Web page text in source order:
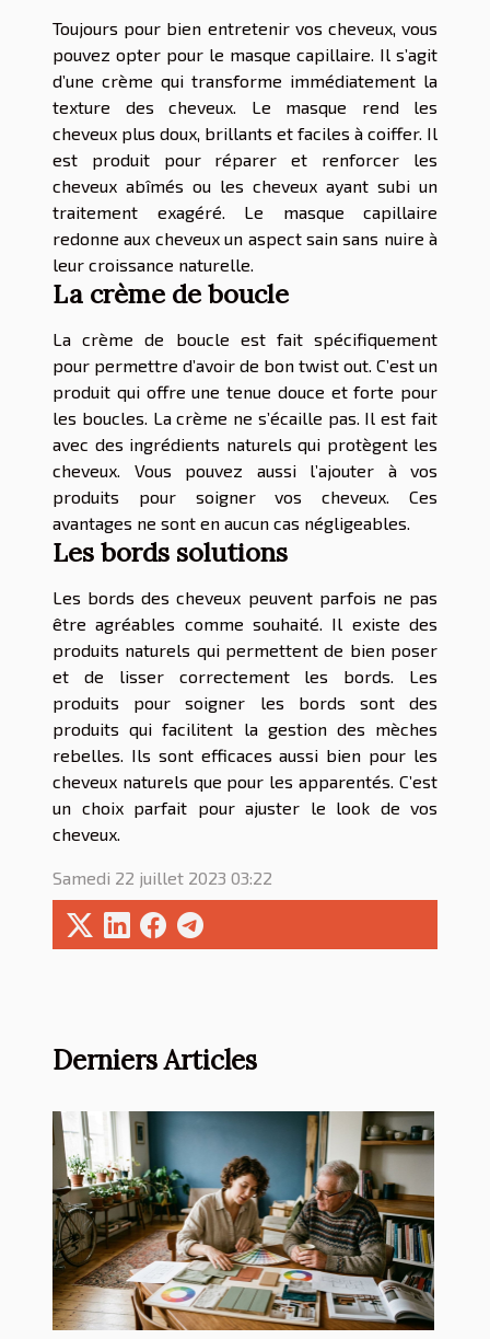
Toujours pour bien entretenir vos cheveux, vous
pouvez opter pour le masque capillaire. Il s’agit
d’une crème qui transforme immédiatement la
texture des cheveux. Le masque rend les
cheveux plus doux, brillants et faciles à coiffer. Il
est produit pour réparer et renforcer les
cheveux abîmés ou les cheveux ayant subi un
traitement exagéré. Le masque capillaire
redonne aux cheveux un aspect sain sans nuire à
leur croissance naturelle.
La crème de boucle
La crème de boucle est fait spécifiquement
pour permettre d’avoir de bon twist out. C’est un
produit qui offre une tenue douce et forte pour
les boucles. La crème ne s’écaille pas. Il est fait
avec des ingrédients naturels qui protègent les
cheveux. Vous pouvez aussi l’ajouter à vos
produits pour soigner vos cheveux. Ces
avantages ne sont en aucun cas négligeables.
Les bords solutions
Les bords des cheveux peuvent parfois ne pas
être agréables comme souhaité. Il existe des
produits naturels qui permettent de bien poser
et de lisser correctement les bords. Les
produits pour soigner les bords sont des
produits qui facilitent la gestion des mèches
rebelles. Ils sont efficaces aussi bien pour les
cheveux naturels que pour les apparentés. C’est
un choix parfait pour ajuster le look de vos
cheveux.
Samedi 22 juillet 2023 03:22
Derniers Articles